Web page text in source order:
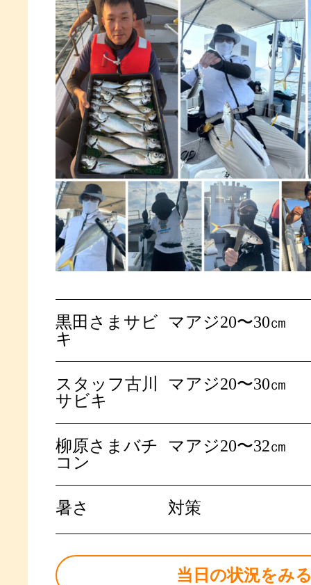
黒田さまサビ
キ
マアジ20〜30㎝
スタッフ古川
サビキ
マアジ20〜30㎝
柳原さまバチ
コン
マアジ20〜32㎝
暑さ 対策
当日の状況をみ